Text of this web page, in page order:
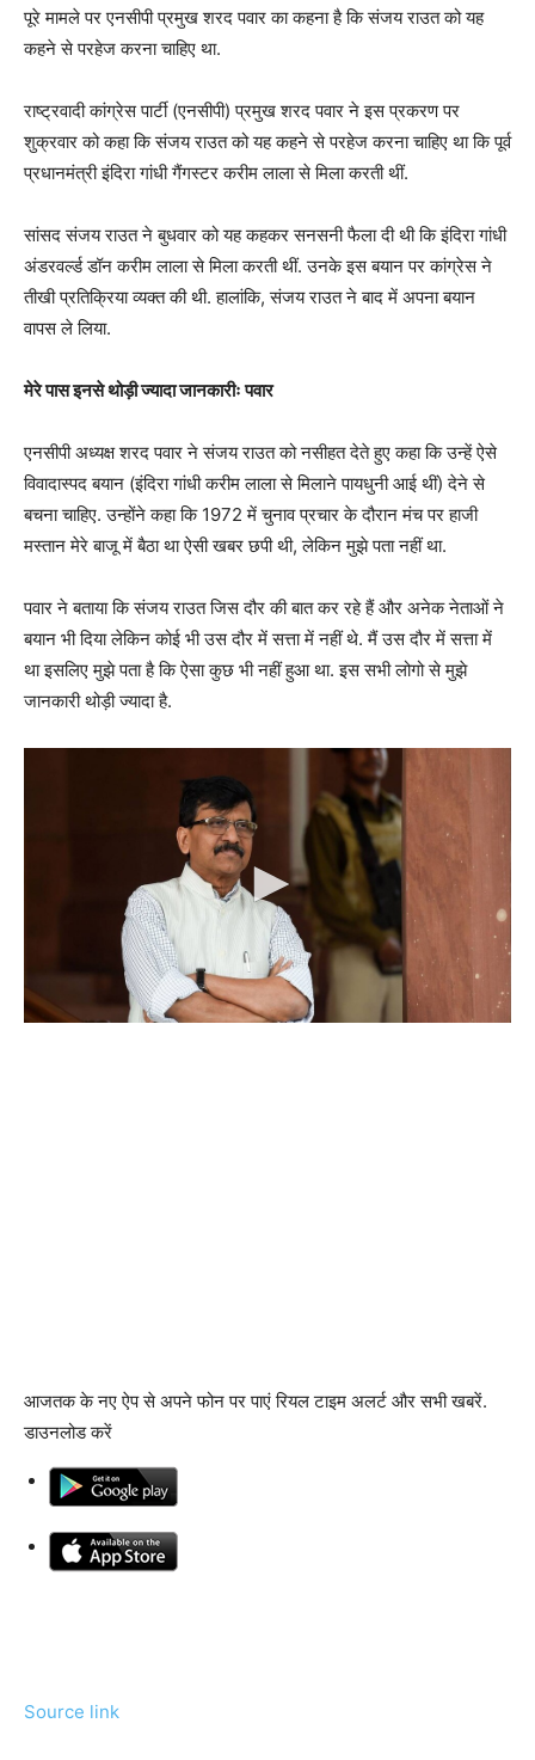
पूरे मामले पर एनसीपी प्रमुख शरद पवार का कहना है कि संजय राउत को यह
कहने से परहेज करना चाहिए था.
राष्ट्रवादी कांग्रेस पार्टी (एनसीपी) प्रमुख शरद पवार ने इस प्रकरण पर
शुक्रवार को कहा कि संजय राउत को यह कहने से परहेज करना चाहिए था कि पूर्व
प्रधानमंत्री इंदिरा गांधी गैंगस्टर करीम लाला से मिला करती थीं.
सांसद संजय राउत ने बुधवार को यह कहकर सनसनी फैला दी थी कि इंदिरा गांधी
अंडरवर्ल्ड डॉन करीम लाला से मिला करती थीं. उनके इस बयान पर कांग्रेस ने
तीखी प्रतिक्रिया व्यक्त की थी. हालांकि, संजय राउत ने बाद में अपना बयान
वापस ले लिया.
मेरे पास इनसे थोड़ी ज्यादा जानकारीः पवार
एनसीपी अध्यक्ष शरद पवार ने संजय राउत को नसीहत देते हुए कहा कि उन्हें ऐसे
विवादास्पद बयान (इंदिरा गांधी करीम लाला से मिलाने पायधुनी आई थीं) देने से
बचना चाहिए. उन्होंने कहा कि 1972 में चुनाव प्रचार के दौरान मंच पर हाजी
मस्तान मेरे बाजू में बैठा था ऐसी खबर छपी थी, लेकिन मुझे पता नहीं था.
पवार ने बताया कि संजय राउत जिस दौर की बात कर रहे हैं और अनेक नेताओं ने
बयान भी दिया लेकिन कोई भी उस दौर में सत्ता में नहीं थे. मैं उस दौर में सत्ता में
था इसलिए मुझे पता है कि ऐसा कुछ भी नहीं हुआ था. इस सभी लोगो से मुझे
जानकारी थोड़ी ज्यादा है.
आजतक के नए ऐप से अपने फोन पर पाएं रियल टाइम अलर्ट और सभी खबरें.
डाउनलोड करें
Source link